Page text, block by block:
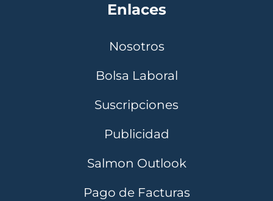
Enlaces
Nosotros
Bolsa Laboral
Suscripciones
Publicidad
Salmon Outlook
Pago de Facturas